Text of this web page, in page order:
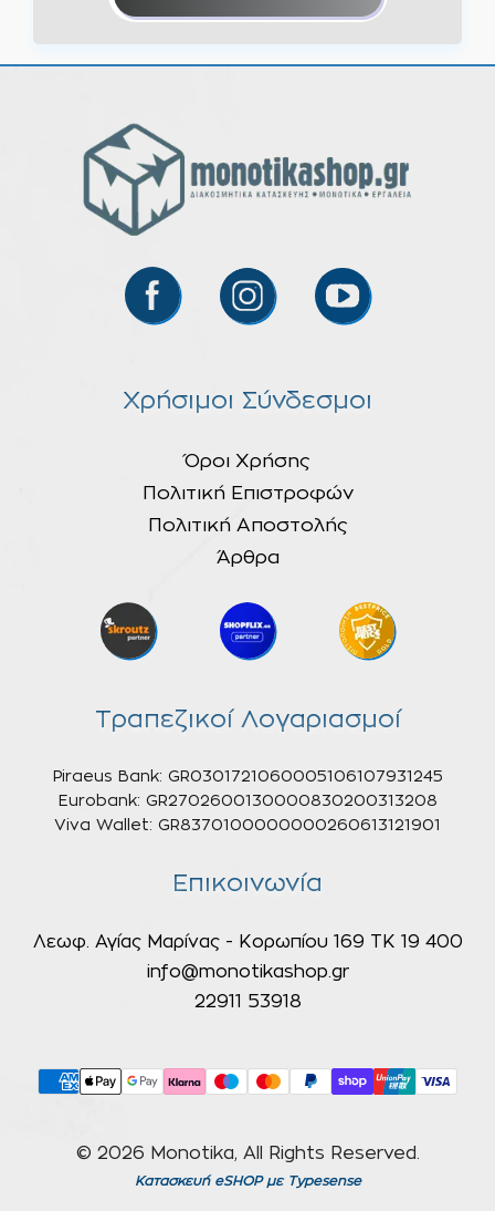
Χρήσιμοι Σύνδεσμοι
Όροι Χρήσης
Πολιτική Επιστροφών
Πολιτική Αποστολής
Άρθρα
Τραπεζικοί Λογαριασμοί
Piraeus Bank: GR0301721060005106107931245
Eurobank: GR2702600130000830200313208
Viva Wallet: GR8370100000000260613121901
Επικοινωνία
Λεωφ. Αγίας Μαρίνας - Κορωπίου 169 ΤΚ 19 400
info@monotikashop.gr
22911 53918
© 2026 Monotika, All Rights Reserved.
Κατασκευή eSHOPμε Typesense